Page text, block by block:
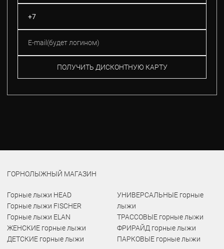
ПОЛУЧИТЬ ДИСКОНТНУЮ КАРТУ
ГОРНОЛЫЖНЫЙ МАГАЗИН
Горные лыжи HEAD
Горные лыжи FISCHER
Горные лыжи ELAN
ЖЕНСКИЕ горные лыжи
ДЕТСКИЕ горные лыжи
УНИВЕРСАЛЬНЫЕ горные
лыжи
ТРАССОВЫЕ горные лыжи
ФРИРАЙД горные лыжи
ПАРКОВЫЕ горные лыжи